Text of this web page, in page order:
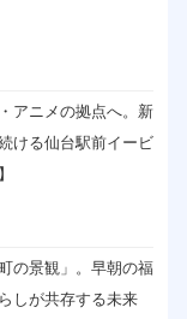
アニメの拠点へ。新
ける仙台駅前イービ
の景観」。早朝の福
しが共存する未来